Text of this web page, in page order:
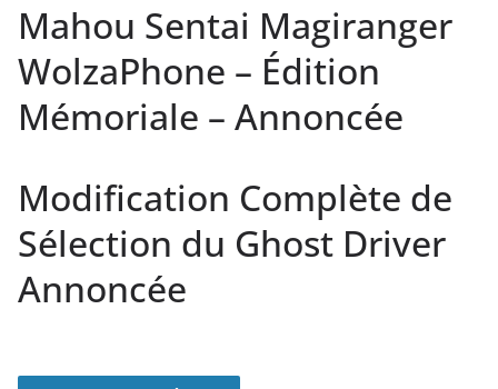
Mahou Sentai Magiranger
WolzaPhone – Édition
Mémoriale – Annoncée
Modification Complète de
Sélection du Ghost Driver
Annoncée